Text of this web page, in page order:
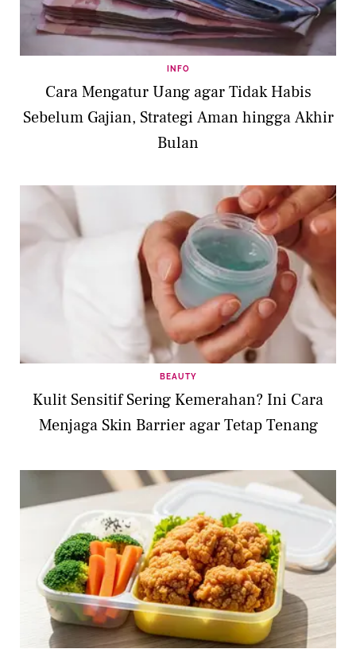
INFO
Cara Mengatur Uang agar Tidak Habis
Sebelum Gajian, Strategi Aman hingga Akhir
Bulan
BEAUTY
Kulit Sensitif Sering Kemerahan? Ini Cara
Menjaga Skin Barrier agar Tetap Tenang